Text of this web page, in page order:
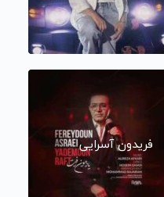
فریدون آسرایی